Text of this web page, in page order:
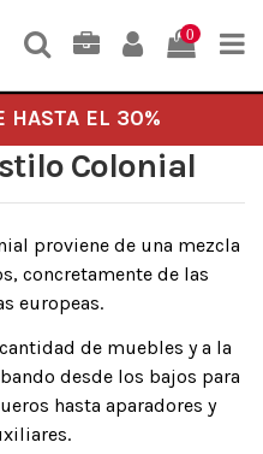
0
HASTA EL 30%
Colonial
proviene de una mezcla
concretamente de las
europeas.
de muebles y a la
desde los bajos para
hasta aparadores y